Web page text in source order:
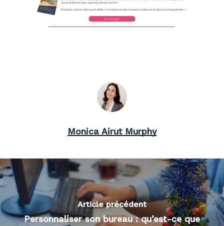
Monica Airut Murphy
Article précédent
Personnaliser son bureau : qu’est-ce que